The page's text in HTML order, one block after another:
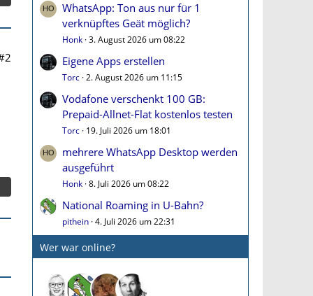
WhatsApp: Ton aus nur für 1
verknüpftes Geät möglich?
Honk 3. August 2026 um 08:22
Eigene Apps erstellen
Torc 2. August 2026 um 11:15
Vodafone verschenkt 100 GB:
Prepaid-Allnet-Flat kostenlos testen
Torc 19. Juli 2026 um 18:01
mehrere WhatsApp Desktop werden
ausgeführt
Honk 8. Juli 2026 um 08:22
National Roaming in U-Bahn?
pithein 4. Juli 2026 um 22:31
Wer war online?